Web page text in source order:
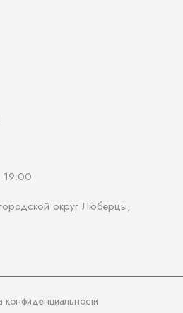
округ Люберцы,
конфиденциальности